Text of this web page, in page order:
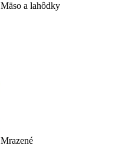
Mäso a lahôdky
Mrazené